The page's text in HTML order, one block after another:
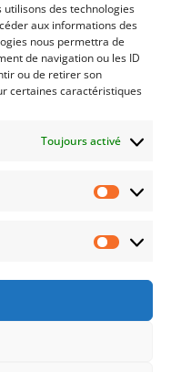
des technologies
aux informations des
nous permettra de
de navigation ou les ID
ou de retirer son
certaines caractéristiques
Toujours activé
patrimoine et
Nous
(UE)